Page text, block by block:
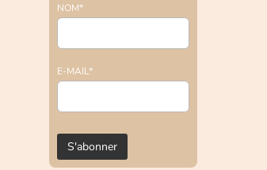
NOM*
E-MAIL*